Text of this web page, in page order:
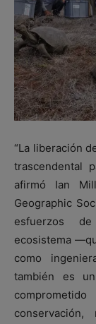
“La liberación
trascendental
afirmó Ian
Geographic
esfuerzos
ecosistema
como
también es